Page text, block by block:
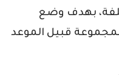
بهدف وضع
قبيل الموعد